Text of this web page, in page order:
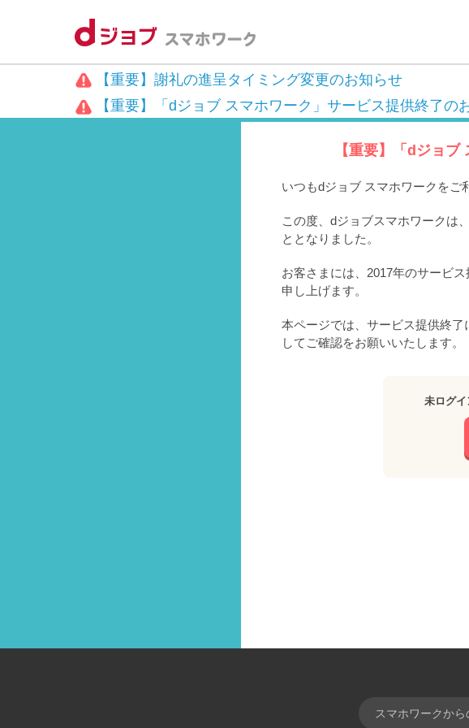
【重要】謝礼の進呈タイミング変更のお知らせ
【重要】「dジョブ スマホワーク」サービス提供終了の
【重要】「dジョ
いつもdジョブ スマホワークをご
この度、dジョブスマホワークは
ととなりました。
お客さまには、2017年のサービ
申し上げます。
本ページでは、サービス提供終
してご確認をお願いいたします。
未ログ
スマホワークか